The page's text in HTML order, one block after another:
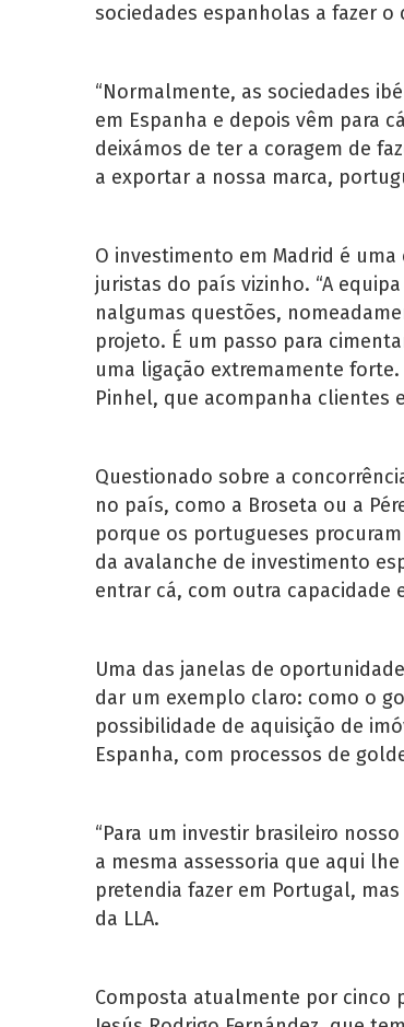
sociedades espanholas a fazer o
“Normalmente, as sociedades
em Espanha e depois vêm para
deixámos de ter a coragem de
a exportar a nossa marca,
O investimento em Madrid é
juristas do país vizinho. “A
nalgumas questões,
projeto. É um passo para
uma ligação extremamente
Pinhel, que acompanha clientes
Questionado sobre a
no país, como a Broseta ou a
porque os portugueses
da avalanche de investimento
entrar cá, com outra capacidade
Uma das janelas de
dar um exemplo claro: como o
possibilidade de aquisição de
Espanha, com processos de
“Para um investir brasileiro
a mesma assessoria que aqui
pretendia fazer em Portugal,
da LLA.
Composta atualmente por cinco